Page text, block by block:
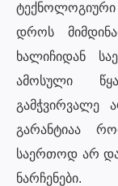
დროს
ხალიჩიდან
ამოსული
გამჭვირვალე
გარანტიაა
საერთოდ არ